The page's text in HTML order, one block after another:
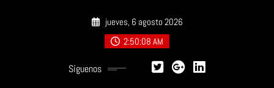
jueves, 6 agosto 2026
2:50:09 AM
Síguenos